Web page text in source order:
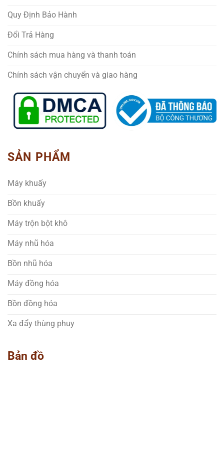
Quy Định Bảo Hành
Đổi Trả Hàng
Chính sách mua hàng và thanh toán
Chính sách vận chuyển và giao hàng
SẢN PHẨM
Máy khuấy
Bồn khuấy
Máy trộn bột khô
Máy nhũ hóa
Bồn nhũ hóa
Máy đồng hóa
Bồn đồng hóa
Xa đẩy thùng phuy
Bản đồ